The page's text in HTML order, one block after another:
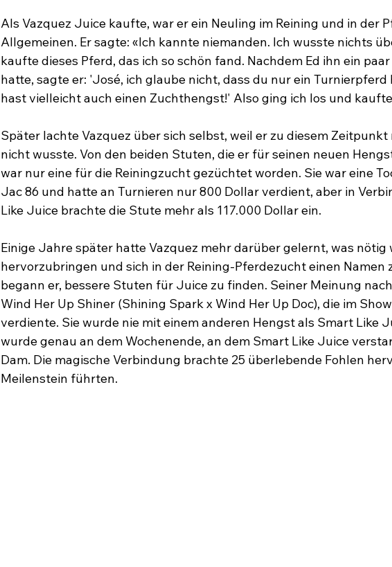
Als Vazquez Juice kaufte, war er ein Neuling im Reining und in der
Allgemeinen. Er sagte: «Ich kannte niemanden. Ich wusste nichts
kaufte dieses Pferd, das ich so schön fand. Nachdem Ed ihn ein
hatte, sagte er: 'José, ich glaube nicht, dass du nur ein Turnierpferd
hast vielleicht auch einen Zuchthengst!' Also ging ich los und
Später lachte Vazquez über sich selbst, weil er zu diesem
nicht wusste. Von den beiden Stuten, die er für seinen neuen
war nur eine für die Reiningzucht gezüchtet worden. Sie war eine
Jac 86 und hatte an Turnieren nur 800 Dollar verdient, aber in
Like Juice brachte die Stute mehr als 117.000 Dollar ein.
Einige Jahre später hatte Vazquez mehr darüber gelernt, was nötig
hervorzubringen und sich in der Reining-Pferdezucht einen Namen
begann er, bessere Stuten für Juice zu finden. Seiner Meinung
Wind Her Up Shiner (Shining Spark x Wind Her Up Doc), die im
verdiente. Sie wurde nie mit einem anderen Hengst als Smart Like
wurde genau an dem Wochenende, an dem Smart Like Juice
Dam. Die magische Verbindung brachte 25 überlebende Fohlen
Meilenstein führten.